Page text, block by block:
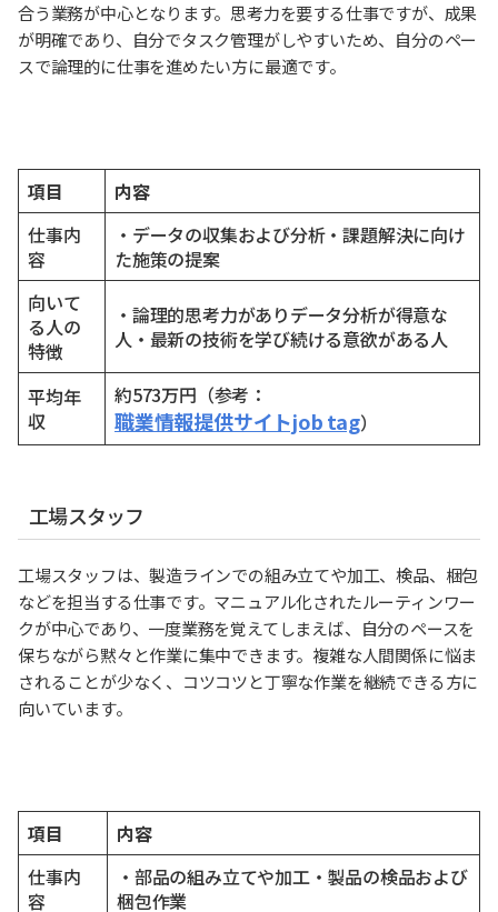
合う業務が中心となります。思考力を要する仕事ですが、成果
が明確であり、自分でタスク管理がしやすいため、自分のペー
スで論理的に仕事を進めたい方に最適です。
項目
内容
仕事内
容
・データの収集および分析・課題解決に向け
た施策の提案
向いて
る人の
特徴
・論理的思考力がありデータ分析が得意な
人・最新の技術を学び続ける意欲がある人
平均年
収
約573万円（参考：
職業情報提供サイトjob tag）
工場スタッフ
工場スタッフは、製造ラインでの組み立てや加工、検品、梱包
などを担当する仕事です。マニュアル化されたルーティンワー
クが中心であり、一度業務を覚えてしまえば、自分のペースを
保ちながら黙々と作業に集中できます。複雑な人間関係に悩ま
されることが少なく、コツコツと丁寧な作業を継続できる方に
向いています。
項目
内容
仕事内
容
・部品の組み立てや加工・製品の検品および
梱包作業